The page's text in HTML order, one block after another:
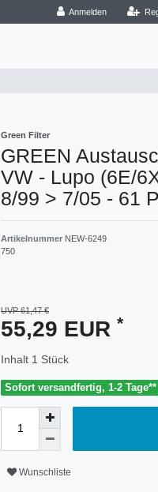
Anmelden
Green Filter
GREEN
VW - Lupo (6E/
8/99 > 7/05 - 61
Artikelnummer NEW-6249
750
UVP 61,47 €
55,29 EUR *
Inhalt 1 Stück
Sofort versandfertig, 1-2 Tage**
Wunschliste